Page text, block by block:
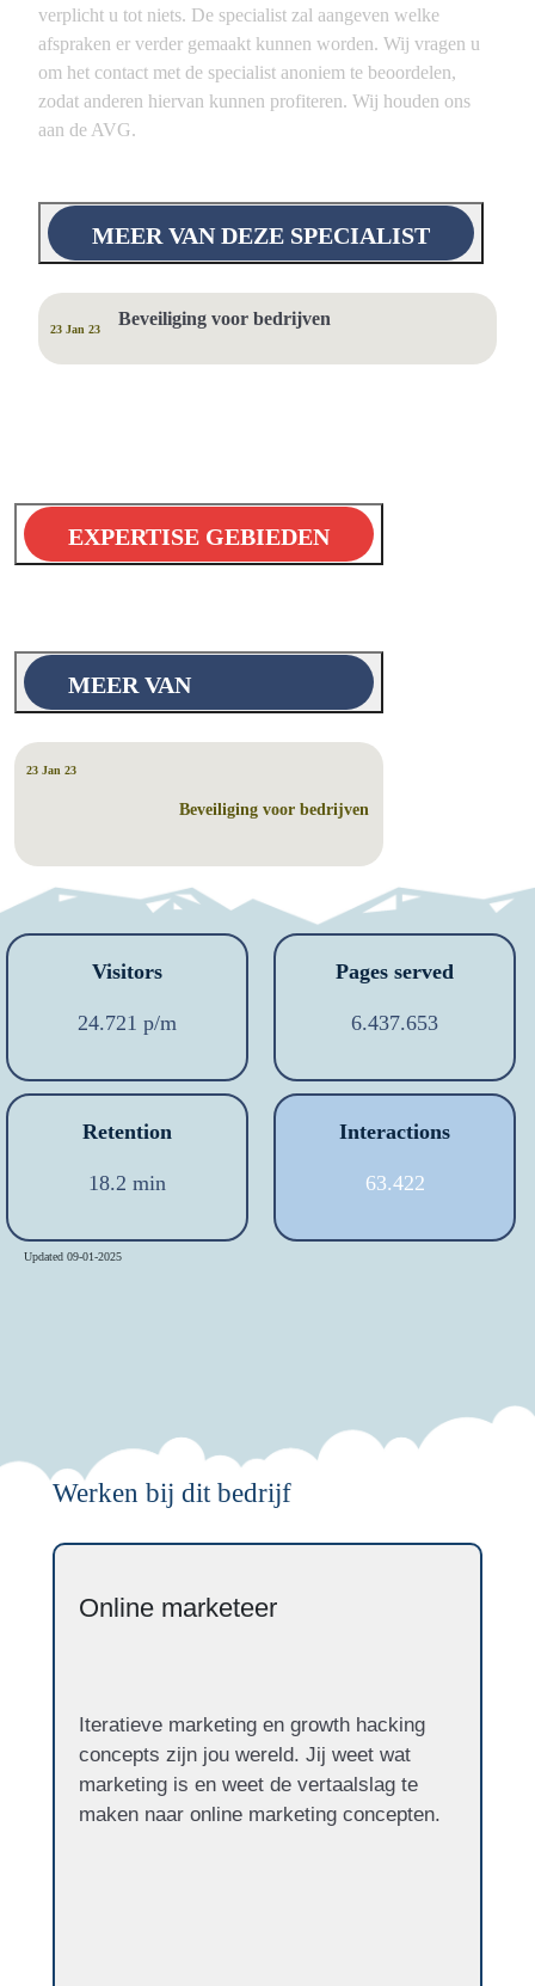
verplicht u tot niets. De specialist zal aangeven welke
afspraken er verder gemaakt kunnen worden. Wij vragen u
om het contact met de specialist anoniem te beoordelen,
zodat anderen hiervan kunnen profiteren. Wij houden ons
aan de AVG.
MEER VAN DEZE SPECIALIST
23 Jan 23 Beveiliging voor bedrijven
EXPERTISE GEBIEDEN
MEER VAN
23 Jan 23
Beveiliging voor bedrijven
Visitors
24.721 p/m
Pages served
6.437.653
Retention
18.2 min
Interactions
63.422
Updated 09-01-2025
Werken bij dit bedrijf
Online marketeer
Iteratieve marketing en growth hacking
concepts zijn jou wereld. Jij weet wat
marketing is en weet de vertaalslag te
maken naar online marketing concepten.